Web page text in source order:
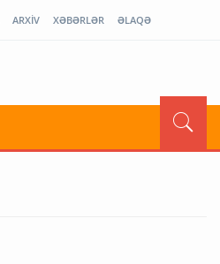
ARXİV XƏBƏRLƏR ƏLAQƏ